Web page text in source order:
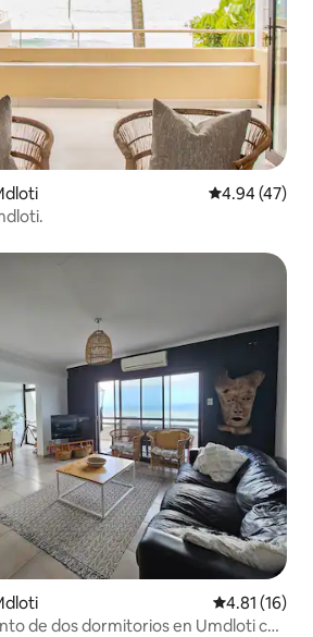
Calificación
4.94 (47)
Calificación
4.81 (16)
de dos dormitorios en Umdloti con